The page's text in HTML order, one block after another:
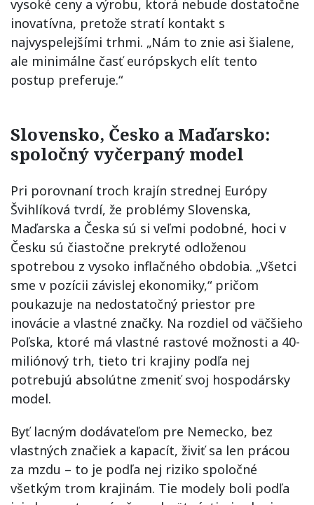
vysoké ceny a výrobu, ktorá nebude dostatočne
inovatívna, pretože stratí kontakt s
najvyspelejšími trhmi. „Nám to znie asi šialene,
ale minimálne časť európskych elít tento
postup preferuje.“
Slovensko, Česko a Maďarsko:
spoločný vyčerpaný model
Pri porovnaní troch krajín strednej Európy
Švihlíková tvrdí, že problémy Slovenska,
Maďarska a Česka sú si veľmi podobné, hoci v
Česku sú čiastočne prekryté odloženou
spotrebou z vysoko inflačného obdobia. „Všetci
sme v pozícii závislej ekonomiky,“ pričom
poukazuje na nedostatočný priestor pre
inovácie a vlastné značky. Na rozdiel od väčšieho
Poľska, ktoré má vlastné rastové možnosti a 40-
miliónový trh, tieto tri krajiny podľa nej
potrebujú absolútne zmeniť svoj hospodársky
model.
Byť lacným dodávateľom pre Nemecko, bez
vlastných značiek a kapacít, živiť sa len prácou
za mzdu – to je podľa nej riziko spoločné
všetkým trom krajinám. Tie modely boli podľa